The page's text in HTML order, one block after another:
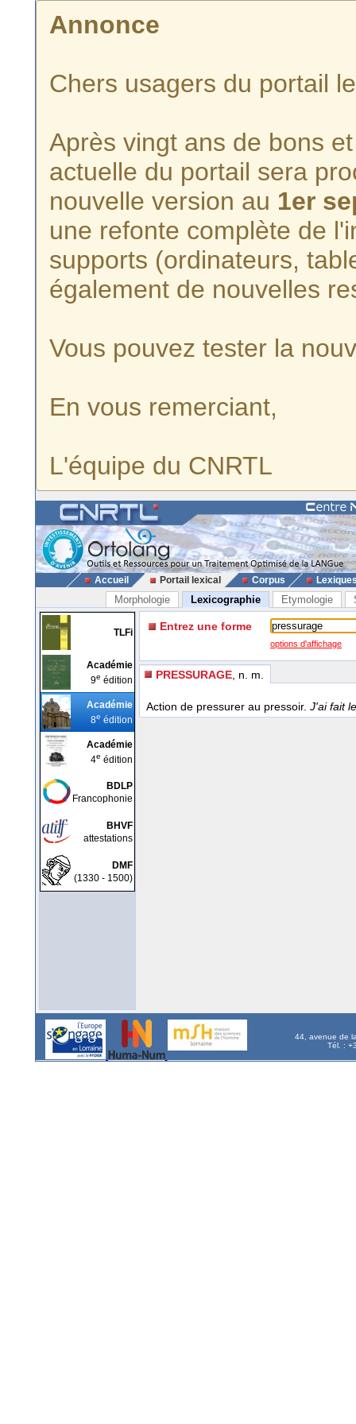
Annonce
Chers usagers du portail
Après vingt ans de bons
actuelle du portail sera
nouvelle version au 1er
une refonte complète de
supports (ordinateurs,
également de nouvelles
Vous pouvez tester la
En vous remerciant,
L'équipe du CNRTL
Accueil Portail lexical Corpus
Morphologie Lexicographie Etymologie
TLFi
Académie
9e édition
Académie
8e édition
Académie
4e édition
BDLP
Francophonie
BHVF
attestations
DMF
(1330 - 1500)
Entrez une forme
options d'affichage
PRESSURAGE , n. m.
Action de pressurer au pressoir. J'ai fait
44, avenue de
Tél. :